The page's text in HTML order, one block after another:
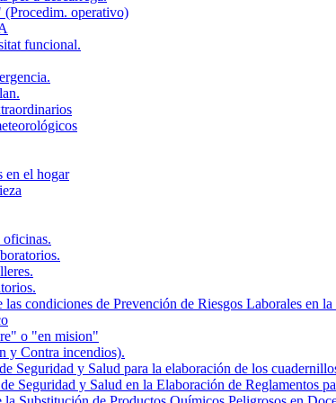
operativo)
funcional.
en el hogar
oficinas.
condiciones de Prevención de Riesgos Laborales en
o "en mision"
y Contra incendios).
Seguridad y Salud para la elaboración de los
Seguridad y Salud en la Elaboración de Reglamentos